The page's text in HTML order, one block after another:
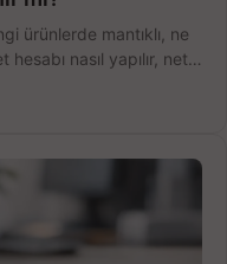
ürünlerde mantıklı, ne
nasıl yapılır, net